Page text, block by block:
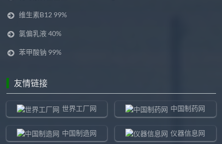
维生素B12 99%
氯偏乳液 40%
苯甲酸钠 99%
友情链接
世界工厂网 中国制药网
中国制造网 仪器信息网